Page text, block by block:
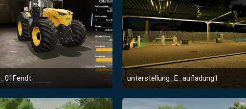
1. Januar 2022 um 22:56
unterstellung_E_aufladung1
1. Januar 2022 um 22:56